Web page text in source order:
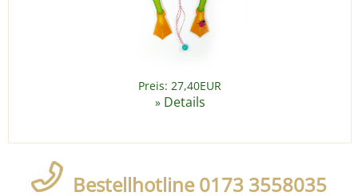
Preis: 27,40EUR
» Details
Bestellhotline 0173 3558035